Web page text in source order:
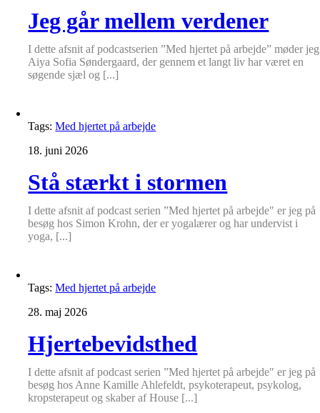
Jeg går mellem verdener
I dette afsnit af podcastserien ”Med hjertet på arbejde” møder jeg
Aiya Sofia Søndergaard, der gennem et langt liv har været en
søgende sjæl og [...]
Tags:Med hjertet på arbejde
18. juni 2026
Stå stærkt i stormen
I dette afsnit af podcast serien ”Med hjertet på arbejde" er jeg på
besøg hos Simon Krohn, der er yogalærer og har undervist i
yoga, [...]
Tags:Med hjertet på arbejde
28. maj 2026
Hjertebevidsthed
I dette afsnit af podcast serien ”Med hjertet på arbejde" er jeg på
besøg hos Anne Kamille Ahlefeldt, psykoterapeut, psykolog,
kropsterapeut og skaber af House [...]